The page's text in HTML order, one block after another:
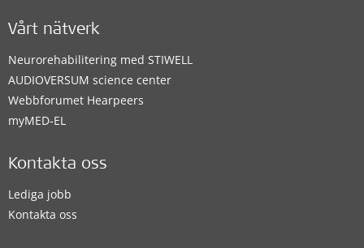
Vårt nätverk
Neurorehabilitering med STIWELL
AUDIOVERSUM science center
Webbforumet Hearpeers
myMED‑EL
Kontakta oss
Lediga jobb
Kontakta oss